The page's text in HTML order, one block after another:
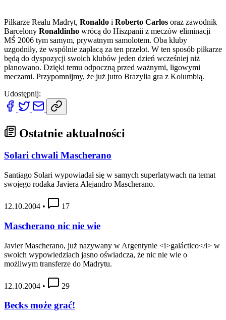
Piłkarze Realu Madryt, Ronaldo i Roberto Carlos oraz zawodnik
Barcelony Ronaldinho wrócą do Hiszpanii z meczów eliminacji
MŚ 2006 tym samym, prywatnym samolotem. Oba kluby
uzgodniły, że wspólnie zapłacą za ten przelot. W ten sposób piłkarze
będą do dyspozycji swoich klubów jeden dzień wcześniej niż
planowano. Dzięki temu odpoczną przed ważnymi, ligowymi
meczami. Przypomnijmy, że już jutro Brazylia gra z Kolumbią.
Udostępnij:
Ostatnie aktualności
Solari chwali Mascherano
Santiago Solari wypowiadał się w samych superlatywach na temat
swojego rodaka Javiera Alejandro Mascherano.
12.10.2004 • 17
Mascherano nic nie wie
Javier Mascherano, już nazywany w Argentynie <i>galáctico</i> w
swoich wypowiedziach jasno oświadcza, że nic nie wie o
możliwym transferze do Madrytu.
12.10.2004 • 29
Becks może grać!